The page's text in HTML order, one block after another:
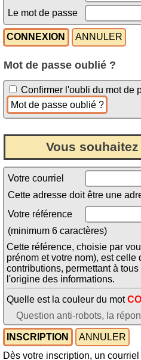
Le mot de passe
Mot de passe oublié ?
Confirmer l'oubli du mot de
Vous
Votre courriel
Cette adresse doit être une
Votre référence
(minimum 6 caractères)
Cette référence, choisie par
prénom et votre nom), est
contributions, permettant à
l'origine des informations.
Quelle est la couleur du mot
Question anti-robots, la
Dès votre inscription, un